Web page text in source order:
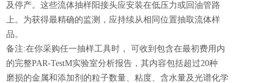
及停产。这些流体抽样阳接头应安装在低压力或回油管路
上。为获得最精确的监测，应持续从相同位置抽取流体样
品。
备注:在你采购任一抽样工具时， 可收到包含在最初费用内
的完整PAR-TestM实验室分析报告，其内容包括超过20种
磨损的金属和添加剂的粒子数量、粘度、含水量及光谱化学